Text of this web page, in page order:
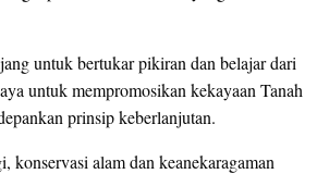
untuk bertukar pikiran dan belajar dari
untuk mempromosikan kekayaan Tanah
prinsip keberlanjutan.
alam dan keanekaragaman